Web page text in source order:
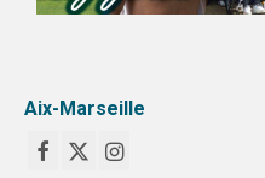
Aix-Marseille